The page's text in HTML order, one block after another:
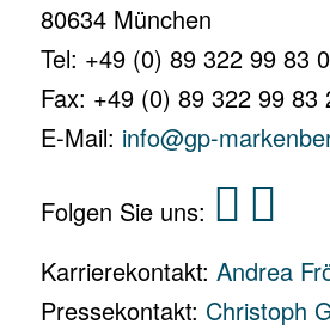
80634 München
Tel: +49 (0) 89 322 99 83 0
Fax: +49 (0) 89 322 99 83
E-Mail: info@gp-
Folgen Sie uns:
Karrierekontakt: Andrea
Pressekontakt: Christoph